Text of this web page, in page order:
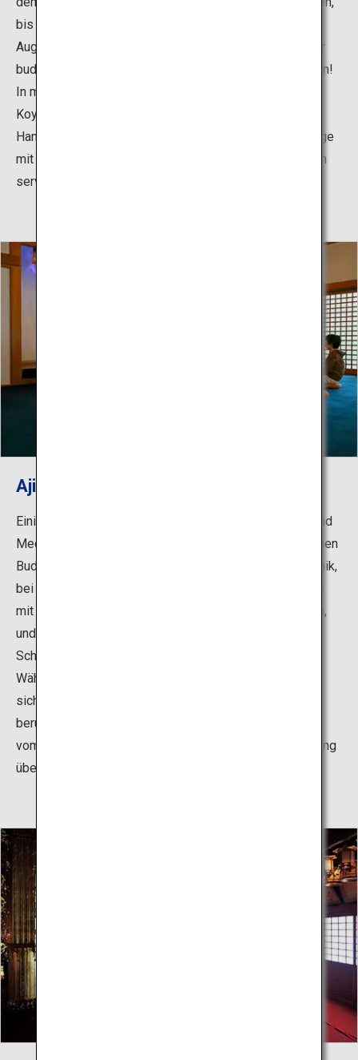
bis hin zu raffinierten Menüs, die auch ein Fest für die
Augen sind. Sesamtofu ist ein beliebter Bestandteil der
buddhistischen Küche in Koyasan – unbedingt probieren!
In manchen Tempelunterkünften gibt es auch Sake (in
Koyasan als Hannya-tou bezeichnet) und Bier (Mugi-
Hannya). Einige Unterkünfte bieten zudem Tagesausflüge
mit Mittagessen an, und viele Restaurants in der Region
servieren buddhistische Gerichte.
Ajikan-Meditationsübungen
Einige Tempelunterkünfte bieten Ajikan an, die Atem- und
Meditationsmethode der Shingon-Schule des japanischen
Buddhismus. Dies ist die ultimative Entspannungstechnik,
bei der Sie zunächst Ihre Hände reinigen, indem Sie sie
mit einem „Zuko“ genannten Räucherstäbchen einreiben,
und dann in einem Raum meditieren, in dem eine
Schriftrolle mit dem Sanskrit-Buchstaben „a“ hängt.
Während Sie den Anweisungen des Mönchs lauschen,
sich auf Ihre Haltung konzentrieren und Ihre Atmung
beruhigen, spüren Sie, dass Ihr Geist klar wird, Abstand
vom Alltag gewinnt und in einen Zustand der Entspannung
übergeht.